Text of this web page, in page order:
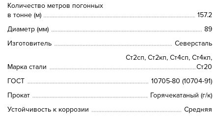
Количество метров погонных
в тонне (м)
157.2
Диаметр (мм)
89
Изготовитель
Северсталь
Марка стали
Ст2сп, Ст2кп, Ст4сп, Ст4кп,
Ст20
ГОСТ
10705-80 (10704-91)
Прокат
Горячекатаный (г/к)
Устойчивость к коррозии
Средняя